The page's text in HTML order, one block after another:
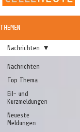
THEMEN
Nachrichten
Top Thema
Eil- und
Kurzmeldungen
Neueste
Meldungen
Nachrichten